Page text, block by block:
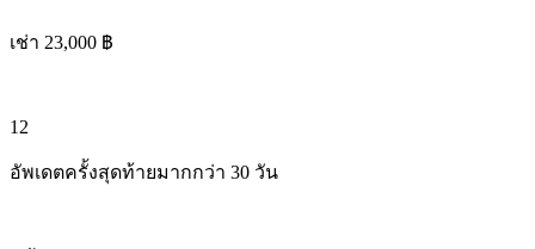
เช่า 23,000 ฿
12
อัพเดตครั้งสุดท้ายมากกว่า 30 วัน